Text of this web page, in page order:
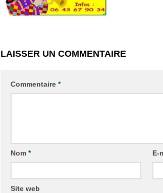
LAISSER UN COMMENTAIRE
Commentaire *
Nom * E-
Site web